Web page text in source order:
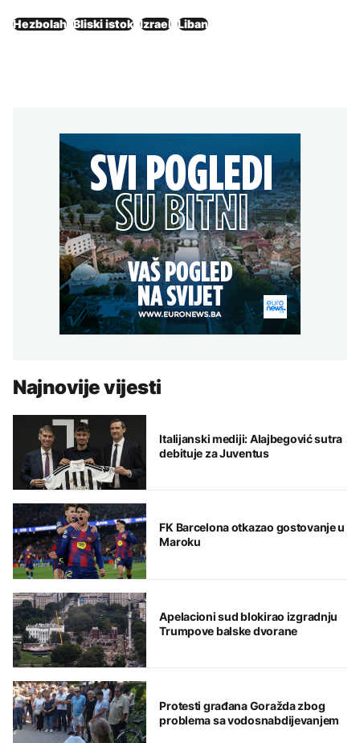
Hezbolah Bliski istok Izrael Liban
Najnovije vijesti
Italijanski mediji: Alajbegović sutra
debituje za Juventus
FK Barcelona otkazao gostovanje u
Maroku
Apelacioni sud blokirao izgradnju
Trumpove balske dvorane
Protesti građana Goražda zbog
problema sa vodosnabdijevanjem